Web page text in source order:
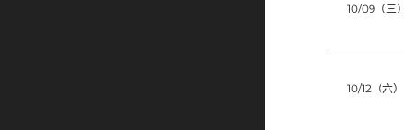
10/09（三）
10/12（六）